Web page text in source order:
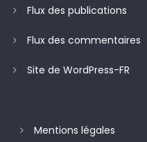
Flux des publications
Flux des commentaires
Site de WordPress-FR
Mentions légales